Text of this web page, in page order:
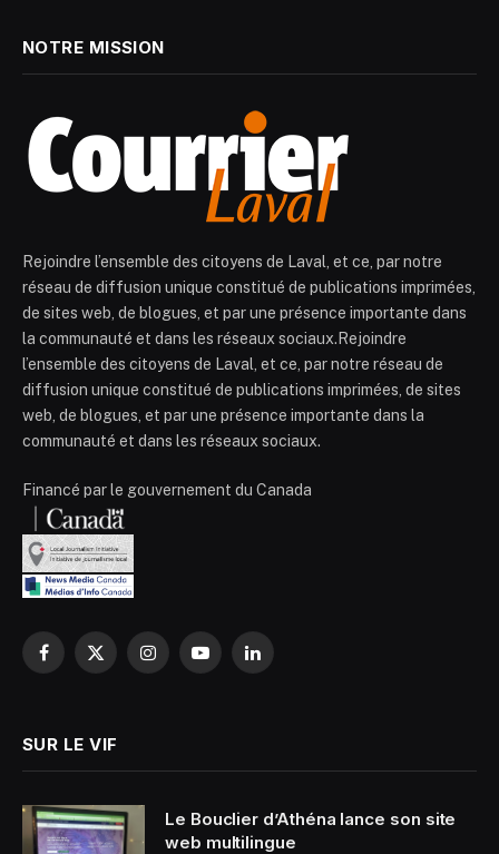
NOTRE MISSION
Rejoindre l’ensemble des citoyens de Laval, et ce, par notre
réseau de diffusion unique constitué de publications imprimées,
de sites web, de blogues, et par une présence importante dans
la communauté et dans les réseaux sociaux.Rejoindre
l’ensemble des citoyens de Laval, et ce, par notre réseau de
diffusion unique constitué de publications imprimées, de sites
web, de blogues, et par une présence importante dans la
communauté et dans les réseaux sociaux.
Financé par le gouvernement du Canada
Facebook
X
InstagramYouTubeLinkedIn
SUR LE VIF
Le Bouclier d’Athéna lance son site
web multilingue